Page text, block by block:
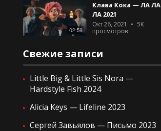
02:58
Клава Кока — ЛА ЛА
ЛА 2021
Окт 26, 2021
5K
просмотров
Свежие записи
Little Big & Little Sis Nora —
Hardstyle Fish 2024
Alicia Keys — Lifeline 2023
Сергей Завьялов — Письмо 2023